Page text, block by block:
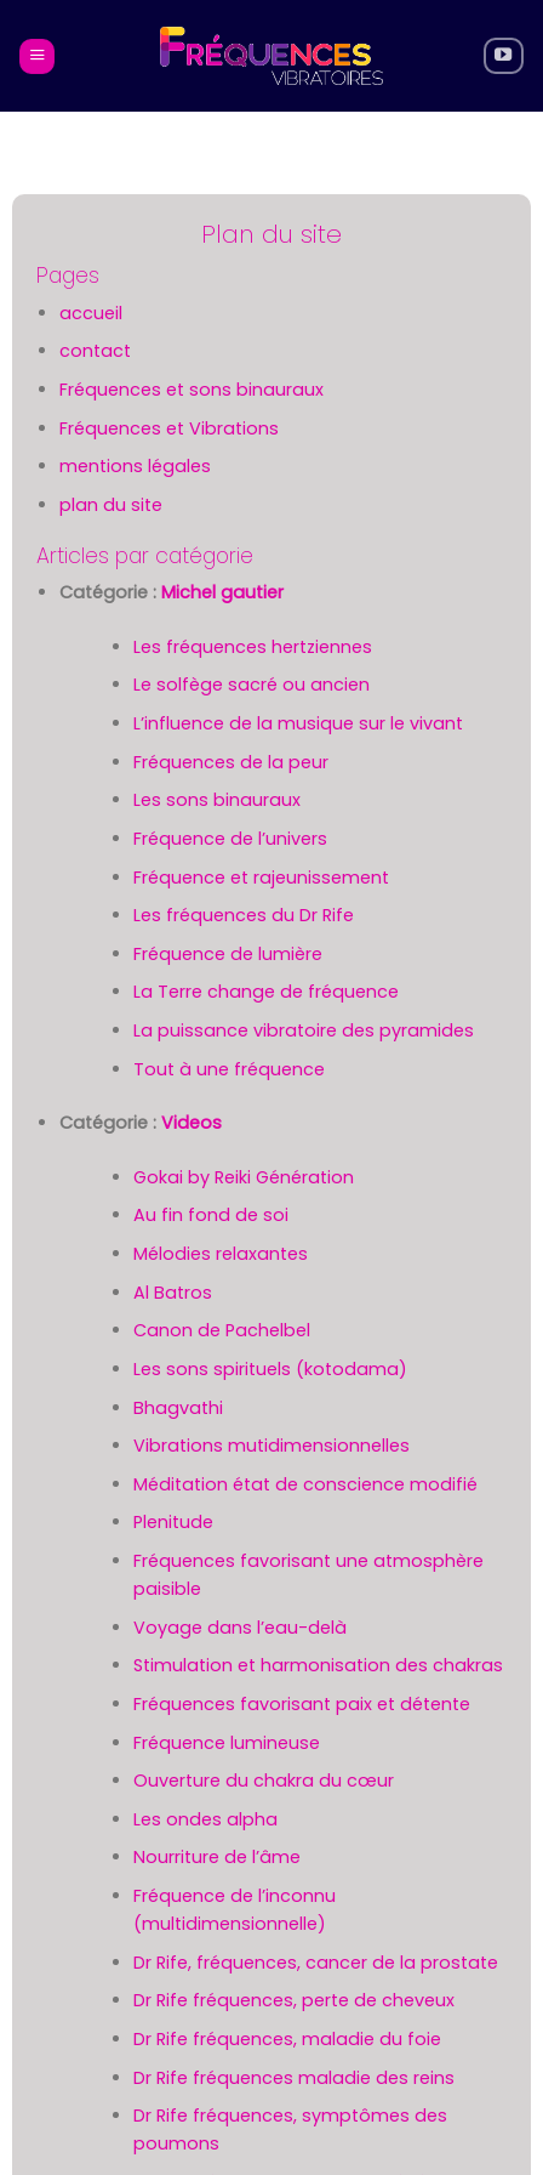
content
Plan du site
Pages
accueil
contact
Fréquences et sons binauraux
Fréquences et Vibrations
mentions légales
plan du site
Articles par catégorie
Catégorie : Michel gautier
Les fréquences hertziennes
Le solfège sacré ou ancien
L’influence de la musique sur le vivant
Fréquences de la peur
Les sons binauraux
Fréquence de l’univers
Fréquence et rajeunissement
Les fréquences du Dr Rife
Fréquence de lumière
La Terre change de fréquence
La puissance vibratoire des pyramides
Tout à une fréquence
Catégorie : Videos
Gokai by Reiki Génération
Au fin fond de soi
Mélodies relaxantes
Al Batros
Canon de Pachelbel
Les sons spirituels (kotodama)
Bhagvathi
Vibrations mutidimensionnelles
Méditation état de conscience modifié
Plenitude
Fréquences favorisant une atmosphère
paisible
Voyage dans l’eau-delà
Stimulation et harmonisation des chakras
Fréquences favorisant paix et détente
Fréquence lumineuse
Ouverture du chakra du cœur
Les ondes alpha
Nourriture de l’âme
Fréquence de l’inconnu
(multidimensionnelle)
Dr Rife, fréquences, cancer de la prostate
Dr Rife fréquences, perte de cheveux
Dr Rife fréquences, maladie du foie
Dr Rife fréquences maladie des reins
Dr Rife fréquences, symptômes des
poumons